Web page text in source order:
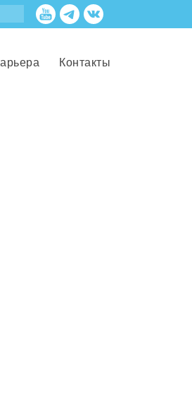
Контакты